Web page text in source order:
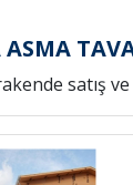
satış